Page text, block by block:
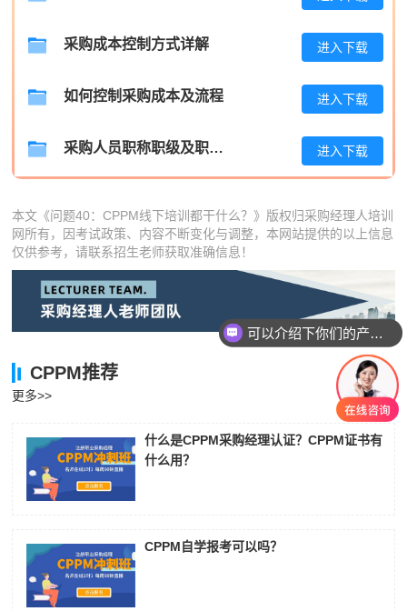
陈** 133****7645
李* 137****2696
采购成本控制方式详解 进入下载
如何控制采购成本及流程 进入下载
采购人员职称职级及职位晋升管理制度 进入下载
本文《问题40：CPPM线下培训都干什么？》版权归采购经理人培训
网所有，因考试政策、内容不断变化与调整，本网站提供的以上信息
仅供参考，请联系招生老师获取准确信息！
CPPM推荐
更多>>
什么是CPPM采购经理认证？CPPM证书有
什么用？
CPPM自学报考可以吗？